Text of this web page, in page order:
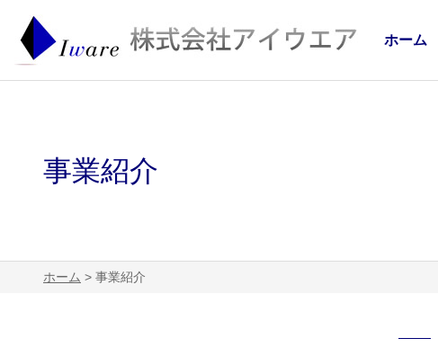
ホーム
事業紹介
ホーム > 事業紹介